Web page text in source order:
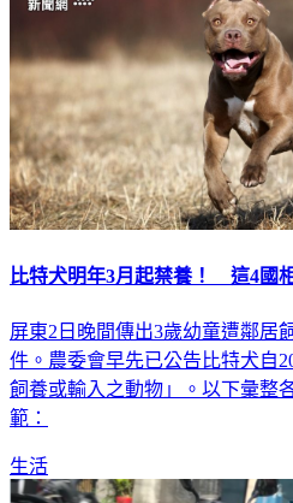
比特犬明年3月起禁養！ 這4國
屏東2日晚間傳出3歲幼童遭鄰居
件。農委會早先已公告比特犬自
飼養或輸入之動物」。以下彙整
範：
生活